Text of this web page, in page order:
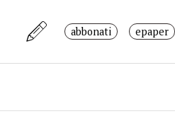
abbonati epaper